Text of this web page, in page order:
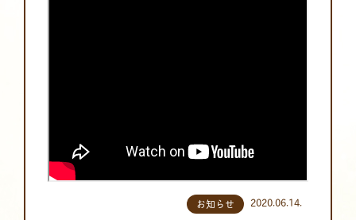
2020.06.14.
お知らせ